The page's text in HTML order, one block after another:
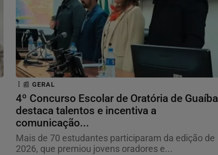
📰 GERAL
4º Concurso Escolar de Oratória de Guaíba
destaca talentos e incentiva a
comunicação...
Mais de 70 estudantes participaram da edição de
2026, que premiou jovens oradores e...